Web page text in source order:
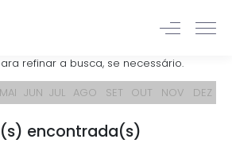
refinar a busca, se necessário.
MAI JUN JUL AGO SET OUT NOV DEZ
encontrada(s)